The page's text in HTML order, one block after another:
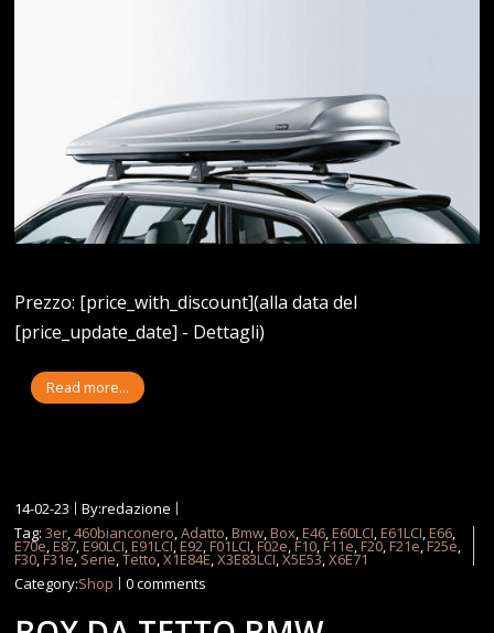
Prezzo: [price_with_discount](alla data del
[price_update_date] - Dettagli)
Read more...
14-02-23
By:redazione
Tag:3er,460bianconero,Adatto,Bmw,Box,E46,E60LCI,E61LCI,E66,
E70e,E87,E90LCI,E91LCI,E92,F01LCI,F02e,F10,F11e,F20,F21e,F25e,
F30,F31e,Serie,Tetto,X1E84E,X3E83LCI,X5E53,X6E71
Category:Shop 0 comments